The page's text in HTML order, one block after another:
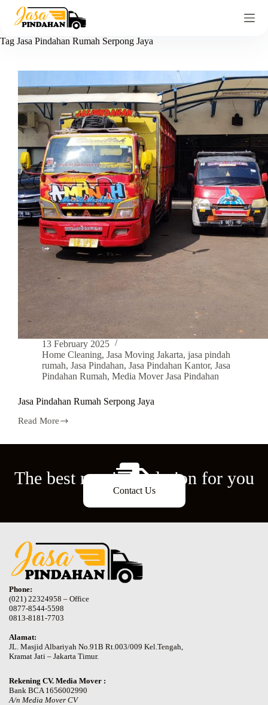
Tag Jasa Pindahan Rumah Serpong Jaya
13 February 2025
Home Cleaning, Jasa Moving Jakarta, jasa pindah
rumah, Jasa Pindahan, Jasa Pindahan Kantor, Jasa
Pindahan Rumah, Media Mover Jasa Pindahan
Jasa Pindahan Rumah Serpong Jaya
Read More
The best moving solution for you
Contact Us
Phone:
(021) 22324958 – Office
0877-8544-5598
0813-8181-7703
Alamat:
JL. Masjid Albariyah No.91B Rt.003/009 Kel.Tengah,
Kramat Jati – Jakarta Timur.
Rekening CV. Media Mover :
Bank BCA 1656002990
A/n Media Mover CV